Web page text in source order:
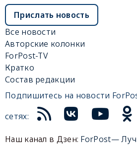
Прислать новость
Все новости
Авторские колонки
ForPost-TV
Кратко
Состав редакции
Подпишитесь на новости
сетях:
Наш канал в Дзен: ForPost—